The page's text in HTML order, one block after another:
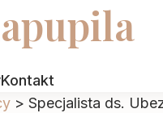
Kontakt
> Specjalista ds.